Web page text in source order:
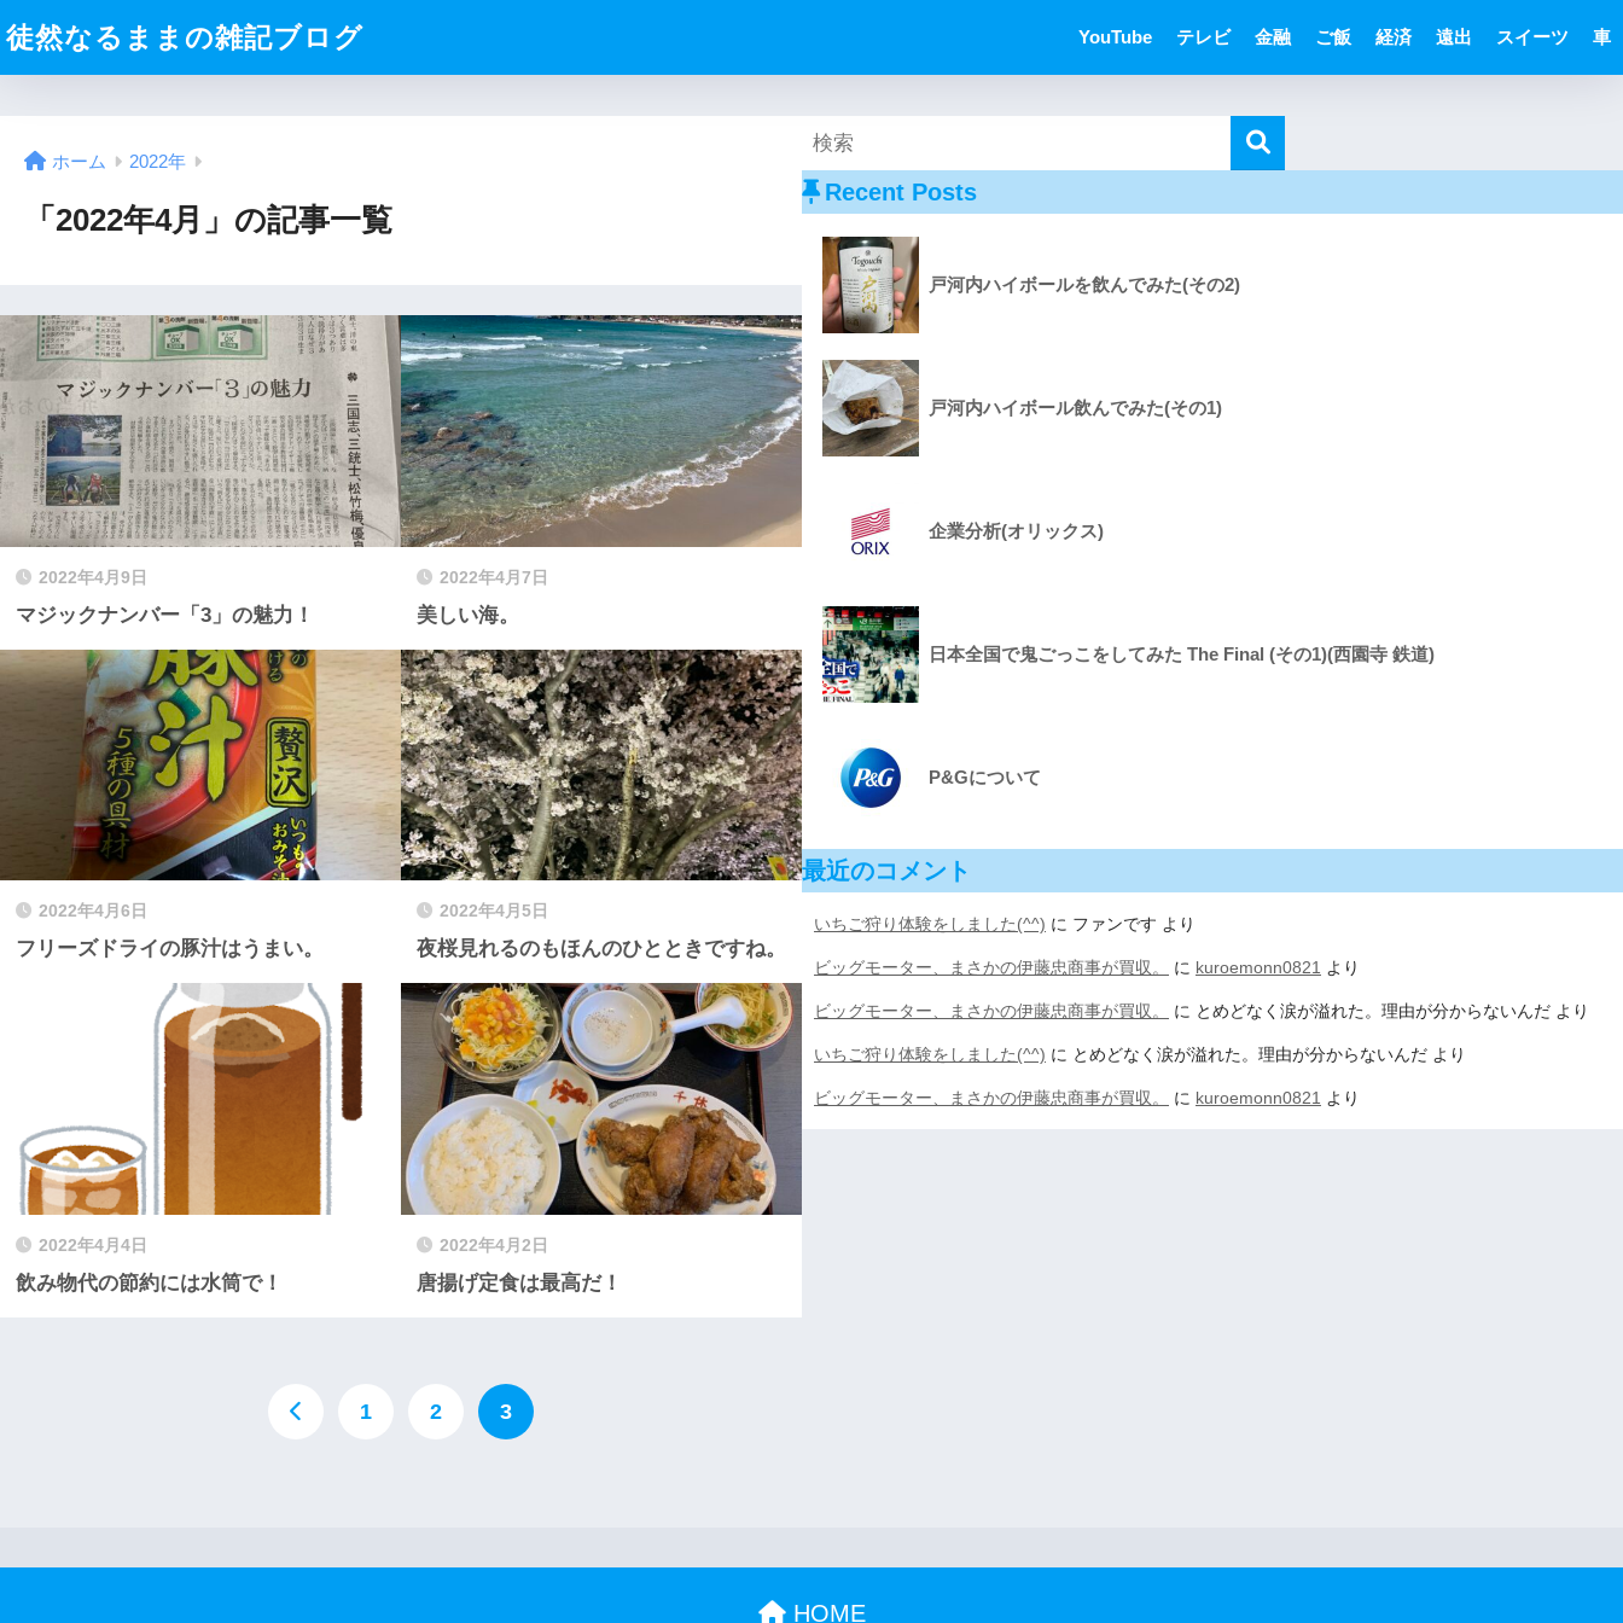
徒然なるままの雑記ブログ YouTube テレビ 金融 ご飯 経済 遠出 スイーツ 車
ホーム 2022年
「2022年4月」の記事一覧
2022年4月9日
マジックナンバー「3」の魅力！
2022年4月7日
美しい海。
2022年4月6日
フリーズドライの豚汁はうまい。
2022年4月5日
夜桜見れるのもほんのひとときですね。
2022年4月4日
飲み物代の節約には水筒で！
2022年4月2日
唐揚げ定食は最高だ！
1 2 3
Recent Posts
戸河内ハイボールを飲んでみた(その2)
戸河内ハイボール飲んでみた(その1)
企業分析(オリックス)
日本全国で鬼ごっこをしてみた The Final (その1)(西園寺 鉄道)
P&Gについて
最近のコメント
いちご狩り体験をしました(^^) に ファンです より
ビッグモーター、まさかの伊藤忠商事が買収。 に kuroemonn0821 より
ビッグモーター、まさかの伊藤忠商事が買収。 に とめどなく涙が溢れた。理由が分からないんだ より
いちご狩り体験をしました(^^) に とめどなく涙が溢れた。理由が分からないんだ より
ビッグモーター、まさかの伊藤忠商事が買収。 に kuroemonn0821 より
HOME